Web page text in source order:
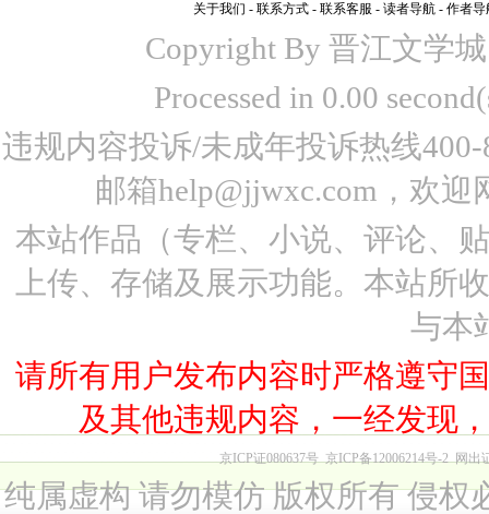
关于我们 - 联系方式 - 联系客服 - 读者导航 - 作者导
Copyright By 晋江文学
Processed in 0.00
违规内容投诉/未成年投诉热线
邮箱help@jjwxc.com，欢
本站作品（专栏、小说、评论、
上传、存储及展示功能。本站所
与本
请所有用户发布内容时严格遵守
及其他违规内容，一经发现
京ICP证080637号 京ICP备12006214号-2 网出
纯属虚构 请勿模仿 版权所有 侵权